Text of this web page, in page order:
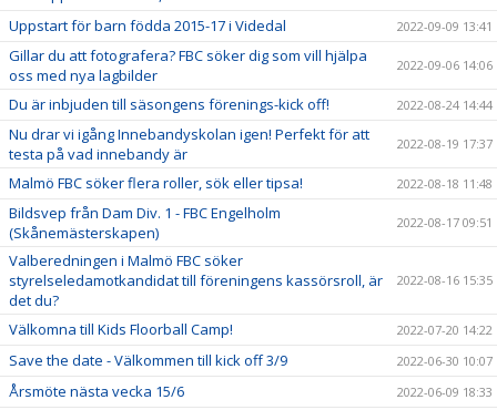
Uppstart för barn födda 2015-17 i Videdal 2022-09-09 13:41
Gillar du att fotografera? FBC söker dig som vill hjälpa
oss med nya lagbilder
2022-09-06 14:06
Du är inbjuden till säsongens förenings-kick off! 2022-08-24 14:44
Nu drar vi igång Innebandyskolan igen! Perfekt för att
testa på vad innebandy är
2022-08-19 17:37
Malmö FBC söker flera roller, sök eller tipsa! 2022-08-18 11:48
Bildsvep från Dam Div. 1 - FBC Engelholm
(Skånemästerskapen)
2022-08-17 09:51
Valberedningen i Malmö FBC söker
styrelseledamotkandidat till föreningens kassörsroll, är
det du?
2022-08-16 15:35
Välkomna till Kids Floorball Camp! 2022-07-20 14:22
Save the date - Välkommen till kick off 3/9 2022-06-30 10:07
Årsmöte nästa vecka 15/6 2022-06-09 18:33